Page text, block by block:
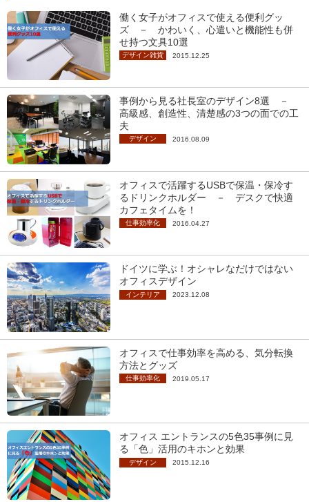
働く女子がオフィスで使える便利グッ
ズ － かわいく、心遣いと機能性も併
せ持つ文具10選
デザイン雑貨 2015.12.25
事例から見る社長室のデザイン8選 －
高級感、創造性、清楚感の3つの面での工
夫
デザイン 2016.08.09
オフィスで活躍するUSBで保温・保冷す
るドリンクホルダー － デスクで快適
カフェタイムを！
仕事効率化 2016.04.27
ドイツに学ぶ！オシャレなだけではない
オフィスデザイン
インテリア 2023.12.08
オフィスで仕事効率を高める、気分転換
方法とグッズ
仕事効率化 2019.05.17
オフィス エントランスの5色35事例に見
る「色」活用のキホンと効果
デザイン 2015.12.16